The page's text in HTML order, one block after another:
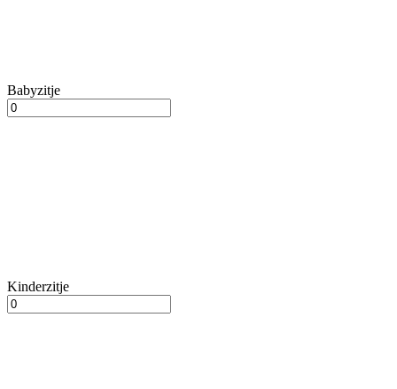
Babyzitje
Kinderzitje